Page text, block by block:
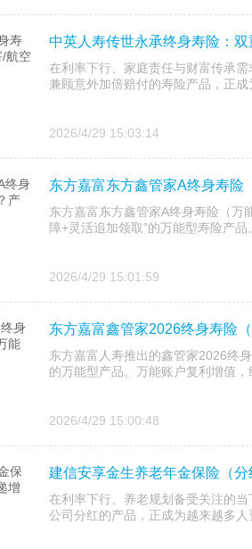
中英人寿传世永承终身寿险：
在利率下行、家庭责任与财富传承
兼顾意外加倍赔付的寿险产品，正
2026/4/29 15:03:14
东方嘉富东方鑫管家A终身寿险
东方嘉富东方鑫管家A终身寿险（万
障+灵活追加领取”的万能型寿险产品
2026/4/29 15:01:59
东方嘉富鑫管家2026终身寿险
东方嘉富人寿推出的鑫管家2026终
的万能型产品。万能账户复利增值
2026/4/29 15:00:48
建信安享金生养老年金保险（
在利率下行、养老规划备受关注的
公司分红的产品，正成为越来越多人